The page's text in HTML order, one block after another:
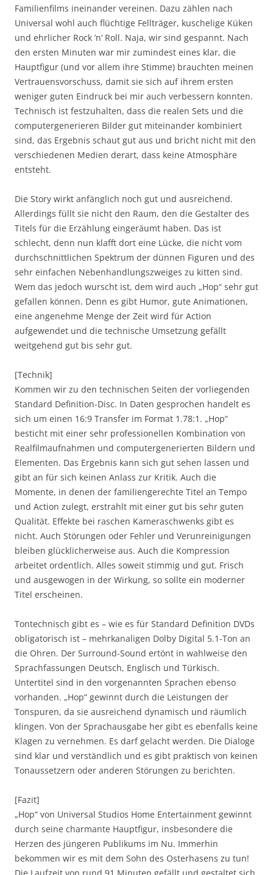
Familienfilms ineinander vereinen. Dazu zählen nach
Universal wohl auch flüchtige Fellträger, kuschelige Küken
und ehrlicher Rock ’n‘ Roll. Naja, wir sind gespannt. Nach
den ersten Minuten war mir zumindest eines klar, die
Hauptfigur (und vor allem ihre Stimme) brauchten meinen
Vertrauensvorschuss, damit sie sich auf ihrem ersten
weniger guten Eindruck bei mir auch verbessern konnten.
Technisch ist festzuhalten, dass die realen Sets und die
computergenerieren Bilder gut miteinander kombiniert
sind, das Ergebnis schaut gut aus und bricht nicht mit den
verschiedenen Medien derart, dass keine Atmosphäre
entsteht.
Die Story wirkt anfänglich noch gut und ausreichend.
Allerdings füllt sie nicht den Raum, den die Gestalter des
Titels für die Erzählung eingeräumt haben. Das ist
schlecht, denn nun klafft dort eine Lücke, die nicht vom
durchschnittlichen Spektrum der dünnen Figuren und des
sehr einfachen Nebenhandlungszweiges zu kitten sind.
Wem das jedoch wurscht ist, dem wird auch „Hop“ sehr gut
gefallen können. Denn es gibt Humor, gute Animationen,
eine angenehme Menge der Zeit wird für Action
aufgewendet und die technische Umsetzung gefällt
weitgehend gut bis sehr gut.
[Technik]
Kommen wir zu den technischen Seiten der vorliegenden
Standard Definition-Disc. In Daten gesprochen handelt es
sich um einen 16:9 Transfer im Format 1.78:1. „Hop“
besticht mit einer sehr professionellen Kombination von
Realfilmaufnahmen und computergenerierten Bildern und
Elementen. Das Ergebnis kann sich gut sehen lassen und
gibt an für sich keinen Anlass zur Kritik. Auch die
Momente, in denen der familiengerechte Titel an Tempo
und Action zulegt, erstrahlt mit einer gut bis sehr guten
Qualität. Effekte bei raschen Kameraschwenks gibt es
nicht. Auch Störungen oder Fehler und Verunreinigungen
bleiben glücklicherweise aus. Auch die Kompression
arbeitet ordentlich. Alles soweit stimmig und gut. Frisch
und ausgewogen in der Wirkung, so sollte ein moderner
Titel erscheinen.
Tontechnisch gibt es – wie es für Standard Definition DVDs
obligatorisch ist – mehrkanaligen Dolby Digital 5.1-Ton an
die Ohren. Der Surround-Sound ertönt in wahlweise den
Sprachfassungen Deutsch, Englisch und Türkisch.
Untertitel sind in den vorgenannten Sprachen ebenso
vorhanden. „Hop“ gewinnt durch die Leistungen der
Tonspuren, da sie ausreichend dynamisch und räumlich
klingen. Von der Sprachausgabe her gibt es ebenfalls keine
Klagen zu vernehmen. Es darf gelacht werden. Die Dialoge
sind klar und verständlich und es gibt praktisch von keinen
Tonaussetzern oder anderen Störungen zu berichten.
[Fazit]
„Hop“ von Universal Studios Home Entertainment gewinnt
durch seine charmante Hauptfigur, insbesondere die
Herzen des jüngeren Publikums im Nu. Immerhin
bekommen wir es mit dem Sohn des Osterhasens zu tun!